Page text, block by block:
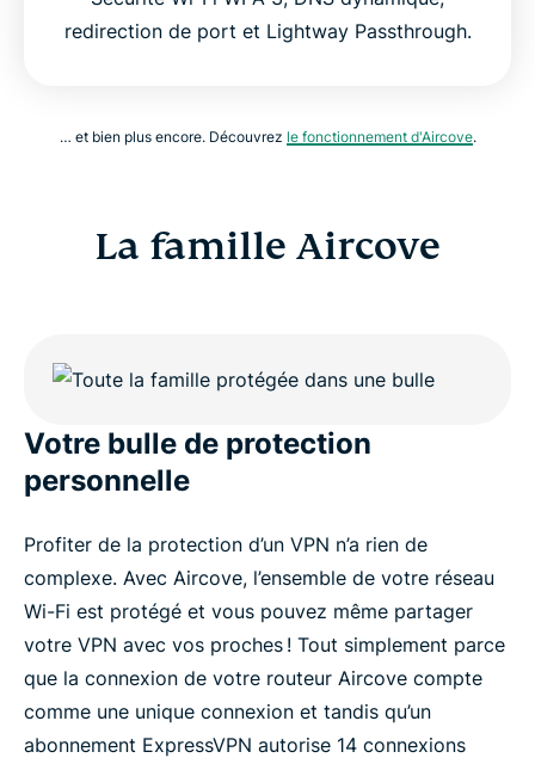
redirection de port et Lightway Passthrough.
… et bien plus encore. Découvrez le fonctionnement d'Aircove.
La famille Aircove
Votre bulle de protection
personnelle
Profiter de la protection d’un VPN n’a rien de
complexe. Avec Aircove, l’ensemble de votre réseau
Wi-Fi est protégé et vous pouvez même partager
votre VPN avec vos proches ! Tout simplement parce
que la connexion de votre routeur Aircove compte
comme une unique connexion et tandis qu’un
abonnement ExpressVPN autorise 14 connexions